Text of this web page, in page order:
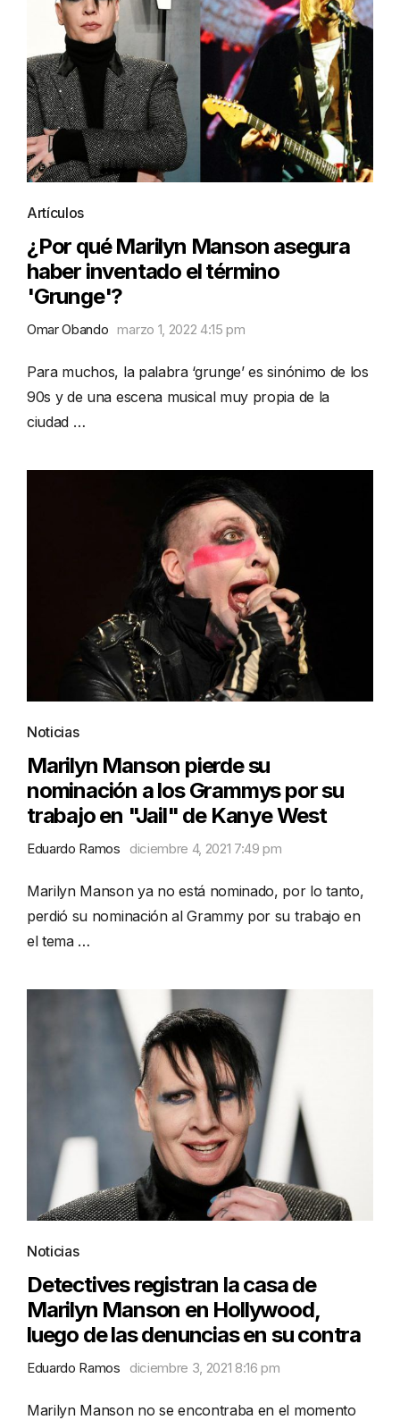
Artículos
¿Por qué Marilyn Manson asegura
haber inventado el término
'Grunge'?
Omar Obando marzo 1, 2022 4:15 pm
Para muchos, la palabra ‘grunge’ es sinónimo de los
90s y de una escena musical muy propia de la
ciudad …
Noticias
Marilyn Manson pierde su
nominación a los Grammys por su
trabajo en "Jail" de Kanye West
Eduardo Ramos diciembre 4, 2021 7:49 pm
Marilyn Manson ya no está nominado, por lo tanto,
perdió su nominación al Grammy por su trabajo en
el tema …
Noticias
Detectives registran la casa de
Marilyn Manson en Hollywood,
luego de las denuncias en su contra
Eduardo Ramos diciembre 3, 2021 8:16 pm
Marilyn Manson no se encontraba en el momento